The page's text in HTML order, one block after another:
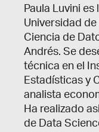
Paula Luvini
Universidad
Ciencia de
Andrés. Se
técnica en el
Estadísticas y
analista
Ha realizado
de Data